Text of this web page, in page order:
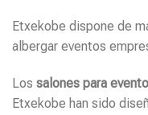
Etxekobe dispone de
albergar eventos
Los salones para
Etxekobe han sido